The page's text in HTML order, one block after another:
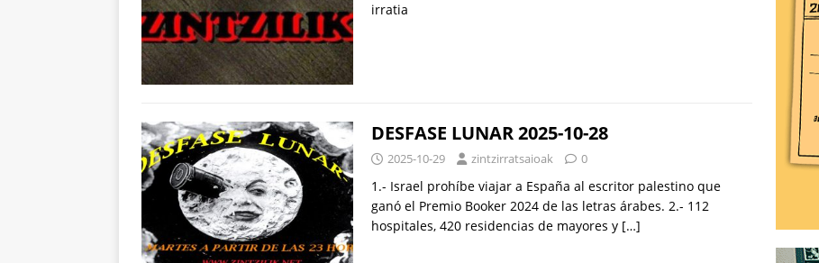
irratia
DESFASE LUNAR 2025-10-28
2025-10-29 zintzirratsaioak 0
1.- Israel prohíbe viajar a España al escritor palestino que
ganó el Premio Booker 2024 de las letras árabes. 2.- 112
hospitales, 420 residencias de mayores y […]